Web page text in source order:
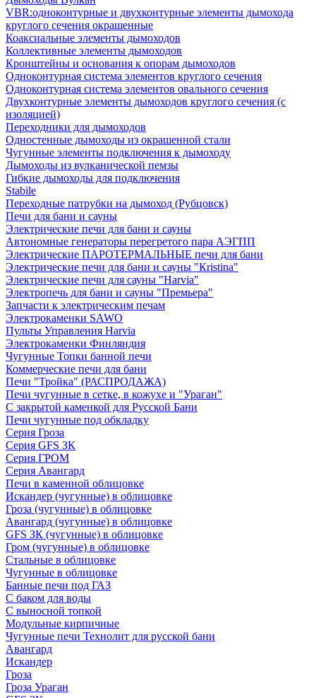
VBR:одноконтурные и двухконтурные элементы дымохода
круглого сечения окрашенные
Коаксиальные элементы дымоходов
Коллективные элементы дымоходов
Кронштейны и основания к опорам дымоходов
Одноконтурная система элементов круглого сечения
Одноконтурная система элементов овального сечения
Двухконтурные элементы дымоходов круглого сечения (с
изоляцией)
Переходники для дымоходов
Одностенные дымоходы из окрашенной стали
Чугунные элементы подключения к дымоходу
Дымоходы из вулканической пемзы
Гибкие дымоходы для подключения
Stabile
Переходные патрубки на дымоход (Рубцовск)
Печи для бани и сауны
Электрические печи для бани и сауны
Автономные генераторы перегретого пара АЭГПП
Электрические ПАРОТЕРМАЛЬНЫЕ печи для бани
Электрические печи для бани и сауны "Кristina"
Электрические печи для сауны "Harvia"
Электропечь для бани и сауны "Премьера"
Запчасти к электрическим печам
Электрокаменки SAWO
Пульты Управления Harvia
Электрокаменки Финляндия
Чугунные Топки банной печи
Коммерческие печи для бани
Печи "Тройка" (РАСПРОДАЖА)
Печи чугунные в сетке, в кожухе и "Ураган"
С закрытой каменкой для Русской Бани
Печи чугунные под обкладку
Серия Гроза
Серия GFS ЗК
Серия ГРОМ
Серия Авангард
Печи в каменной облицовке
Искандер (чугунные) в облицовке
Гроза (чугунные) в облицовке
Авангард (чугунные) в облицовке
GFS ЗК (чугунные) в облицовке
Гром (чугунные) в облицовке
Стальные в облицовке
Чугунные в облицовке
Банные печи под ГАЗ
С баком для воды
С выносной топкой
Модульные кирпичные
Чугунные печи Технолит для русской бани
Авангард
Искандер
Гроза
Гроза Ураган